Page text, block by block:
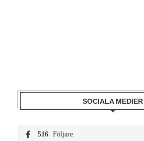
SOCIALA MEDIER
516 Följare